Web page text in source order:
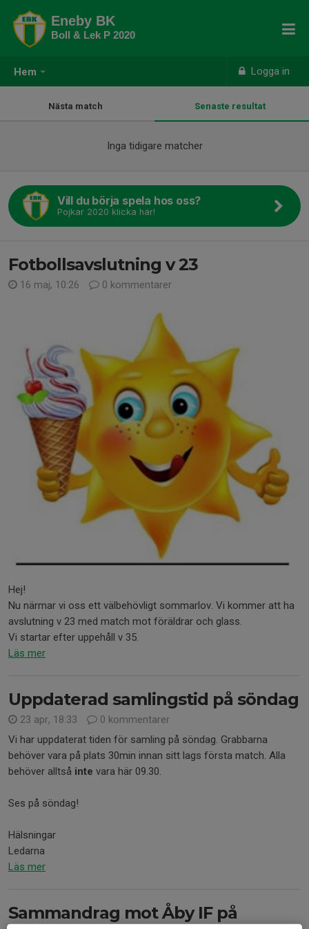
Hem Logga in
Eneby BK
Boll & Lek P 2020
Nästa match Senaste resultat
Inga tidigare matcher
Vill du börja spela hos oss?
Pojkar 2020 klicka här!
Fotbollsavslutning v 23
16 maj, 10:26 0 kommentarer
Hej!
Nu närmar vi oss ett välbehövligt sommarlov. Vi kommer att ha
avslutning v 23 med match mot föräldrar och glass.
Vi startar efter uppehåll v 35.
Läs mer
Uppdaterad samlingstid på söndag
23 apr, 18:33
0 kommentarer
Vi har uppdaterat tiden för samling på söndag. Grabbarna
behöver vara på plats 30min innan sitt lags första match. Alla
behöver alltså inte vara här 09.30.
Ses på söndag!
Hälsningar
Ledarna
Läs mer
Sammandrag mot Åby IF på